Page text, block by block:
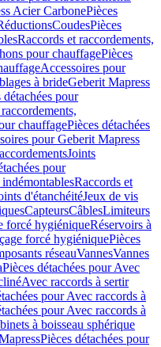
Acier CarbonePièces
CoudesPièces
Raccords et raccordements,
pour chauffagePièces
Accessoires pour
à brideGeberit Mapress
détachées pour
chauffagePièces détachées
pour Geberit Mapress
Joints
pour
Raccords et
d'étanchéitéJeux de vis
CapteursCâblesLimiteurs
forcé hygiéniqueRéservoirs à
forcé hygiéniquePièces
réseauVannesVannes
Pièces détachées pour Avec
Avec raccords à sertir
pour Avec raccords à
pour Avec raccords à
à boisseau sphérique
Pièces détachées pour